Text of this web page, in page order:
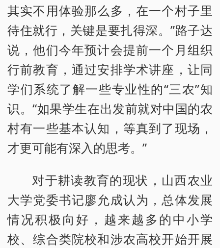
其实不用体验那么多，在一个村子里
待住就行，关键是要扎得深。”路子达
说，他们今年预计会提前一个月组织
行前教育，通过安排学术讲座，让同
学们系统了解一些专业性的“三农”知
识。“如果学生在出发前就对中国的农
村有一些基本认知，等真到了现场，
才更可能有深入的思考。”
对于耕读教育的现状，山西农业
大学党委书记廖允成认为，总体发展
情况积极向好，越来越多的中小学
校、综合类院校和涉农高校开始开展